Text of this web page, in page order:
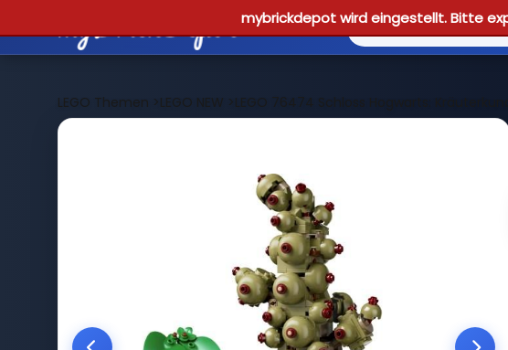
mybrickdepot wird eingestellt. Bitte
LEGO Themen >LEGO NEW >LEGO 76474 Schloss Hogwarts: